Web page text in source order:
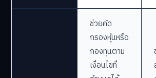
ช่วยคัด
กรองหุ้นหรือ
กองทุนตาม
เงื่อนไขที่